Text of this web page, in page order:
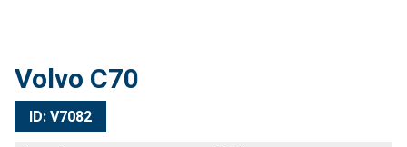
Volvo C70
ID: V7082